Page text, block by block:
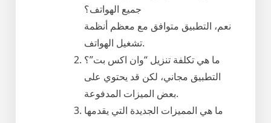
جميع الهواتف؟
نعم، التطبيق متوافق مع معظم أنظمة
تشغيل الهواتف.
ما هي تكلفة تنزيل “وان اكس بت”؟
التطبيق مجاني، لكن قد يحتوي على
بعض الميزات المدفوعة.
ما هي المميزات الجديدة التي يقدمها